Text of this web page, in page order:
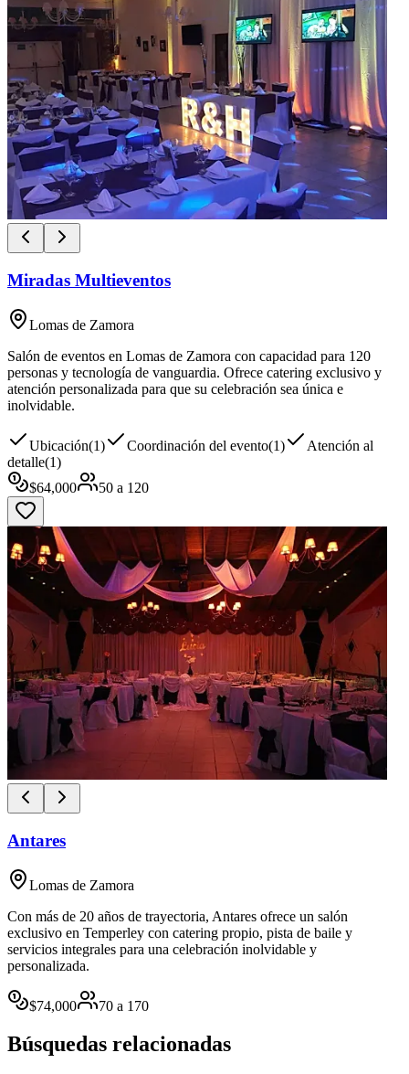
Miradas Multieventos
Lomas de Zamora
Salón de eventos en Lomas de Zamora con capacidad para 120
personas y tecnología de vanguardia. Ofrece catering exclusivo y
atención personalizada para que su celebración sea única e
inolvidable.
Ubicación(1) Coordinación del evento(1)
Atención al
detalle(1)
$64,000 50 a 120
Antares
Lomas de Zamora
Con más de 20 años de trayectoria, Antares ofrece un salón
exclusivo en Temperley con catering propio, pista de baile y
servicios integrales para una celebración inolvidable y
personalizada.
$74,000 70 a 170
Búsquedas relacionadas